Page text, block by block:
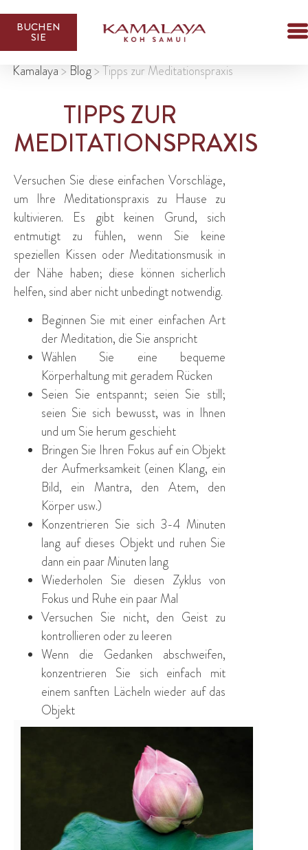
BUCHEN
SIE
Kamalaya> Blog>Tipps zur Meditationspraxis
TIPPS ZUR
MEDITATIONSPRAXIS
Versuchen Sie diese einfachen Vorschläge,
um Ihre Meditationspraxis zu Hause zu
kultivieren. Es gibt keinen Grund, sich
entmutigt zu fühlen, wenn Sie keine
speziellen Kissen oder Meditationsmusik in
der Nähe haben; diese können sicherlich
helfen, sind aber nicht unbedingt notwendig.
Beginnen Sie mit einer einfachen Art
der Meditation, die Sie anspricht
Wählen Sie eine bequeme
Körperhaltung mit geradem Rücken
Seien Sie entspannt; seien Sie still;
seien Sie sich bewusst, was in Ihnen
und um Sie herum geschieht
Bringen Sie Ihren Fokus auf ein Objekt
der Aufmerksamkeit (einen Klang, ein
Bild, ein Mantra, den Atem, den
Körper usw.)
Konzentrieren Sie sich 3-4 Minuten
lang auf dieses Objekt und ruhen Sie
dann ein paar Minuten lang
Wiederholen Sie diesen Zyklus von
Fokus und Ruhe ein paar Mal
Versuchen Sie nicht, den Geist zu
kontrollieren oder zu leeren
Wenn die Gedanken abschweifen,
konzentrieren Sie sich einfach mit
einem sanften Lächeln wieder auf das
Objekt